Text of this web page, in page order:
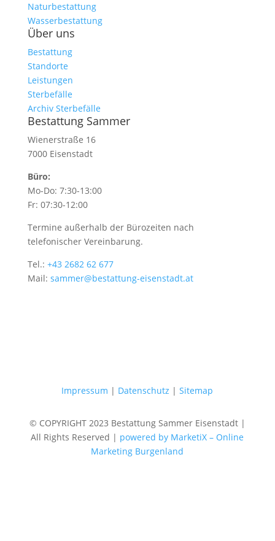
Naturbestattung
Wasserbestattung
Über uns
Bestattung
Standorte
Leistungen
Sterbefälle
Archiv Sterbefälle
Bestattung Sammer
Wienerstraße 16
7000 Eisenstadt
Büro:
Mo-Do: 7:30-13:00
Fr: 07:30-12:00
Termine außerhalb der Bürozeiten nach
telefonischer Vereinbarung.
Tel.: +43 2682 62 677
Mail: sammer@bestattung-eisenstadt.at
Impressum | Datenschutz |Sitemap
© COPYRIGHT 2023 Bestattung Sammer Eisenstadt |
All Rights Reserved | powered by MarketiX – Online
Marketing Burgenland